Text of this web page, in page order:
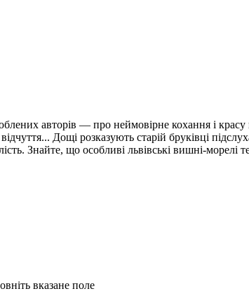
авторів — про неймовірне кохання і
Дощі розказують старій бруківці
Знайте, що особливі львівські вишні-
вказане поле